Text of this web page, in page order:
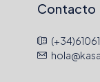
Contacto